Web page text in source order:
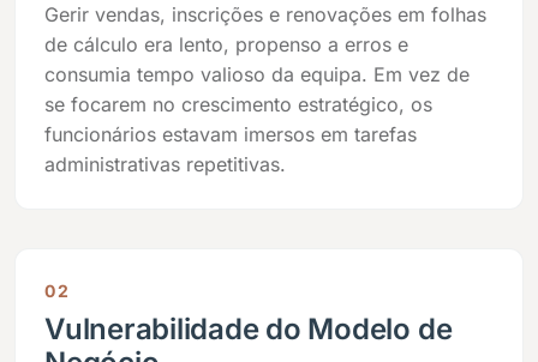
Gerir vendas, inscrições e renovações em folhas
de cálculo era lento, propenso a erros e
consumia tempo valioso da equipa. Em vez de
se focarem no crescimento estratégico, os
funcionários estavam imersos em tarefas
administrativas repetitivas.
02
Vulnerabilidade do Modelo de